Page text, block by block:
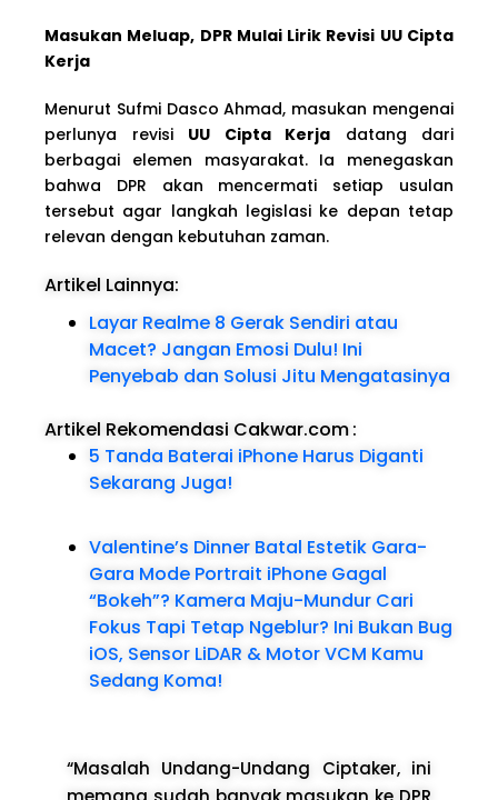
Masukan Meluap, DPR Mulai Lirik Revisi UU Cipta
Kerja
Menurut Sufmi Dasco Ahmad, masukan mengenai
perlunya revisi UU Cipta Kerja datang dari
berbagai elemen masyarakat. Ia menegaskan
bahwa DPR akan mencermati setiap usulan
tersebut agar langkah legislasi ke depan tetap
relevan dengan kebutuhan zaman.
Artikel Lainnya:
Layar Realme 8 Gerak Sendiri atau
Macet? Jangan Emosi Dulu! Ini
Penyebab dan Solusi Jitu Mengatasinya
Artikel Rekomendasi Cakwar.com:
5 Tanda Baterai iPhone Harus Diganti
Sekarang Juga!
Valentine’s Dinner Batal Estetik Gara-
Gara Mode Portrait iPhone Gagal
“Bokeh”? Kamera Maju-Mundur Cari
Fokus Tapi Tetap Ngeblur? Ini Bukan Bug
iOS, Sensor LiDAR & Motor VCM Kamu
Sedang Koma!
“Masalah Undang-Undang Ciptaker, ini